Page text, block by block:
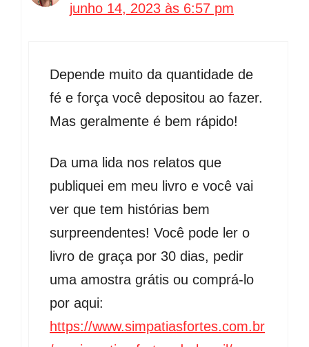
junho 14, 2023 às 6:57 pm
Depende muito da quantidade de
fé e força você depositou ao fazer.
Mas geralmente é bem rápido!
Da uma lida nos relatos que
publiquei em meu livro e você vai
ver que tem histórias bem
surpreendentes! Você pode ler o
livro de graça por 30 dias, pedir
uma amostra grátis ou comprá-lo
por aqui:
https://www.simpatiasfortes.com.br